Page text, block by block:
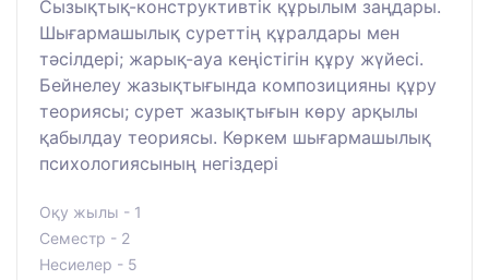
Сызықтық-конструктивтік құрылым заңдары.
Шығармашылық суреттің құралдары мен
тәсілдері; жарық-ауа кеңістігін құру жүйесі.
Бейнелеу жазықтығында композицияны құру
теориясы; сурет жазықтығын көру арқылы
қабылдау теориясы. Көркем шығармашылық
психологиясының негіздері
Оқу жылы - 1
Семестр - 2
Несиелер - 5